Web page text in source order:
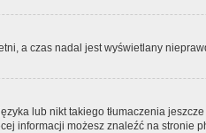
a czas nadal jest wyświetlany
lub nikt takiego tłumaczenia
informacji możesz znaleźć na stronie